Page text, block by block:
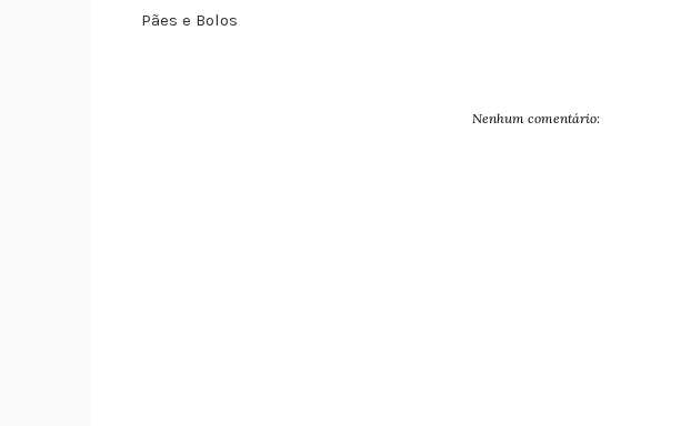
Pães e Bolos
Nenhum comentário: